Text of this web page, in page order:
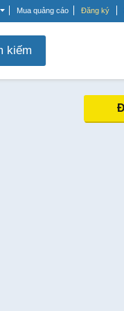
Mua quảng cáo Đăng ký
kiếm